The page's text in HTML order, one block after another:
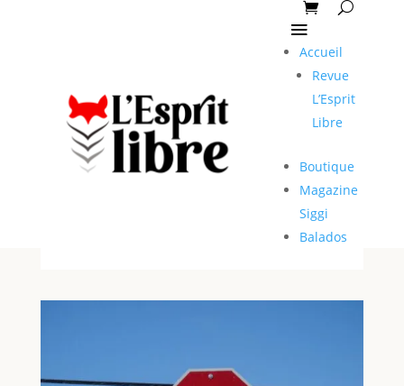
Accueil
Revue
L’Esprit
Libre
Boutique
Magazine
Siggi
Balados